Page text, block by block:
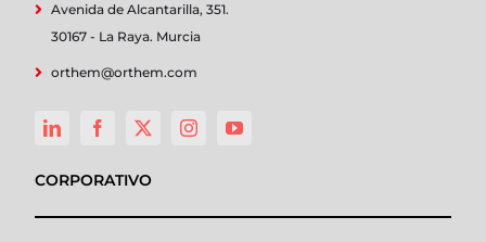
Avenida de Alcantarilla, 351.
30167 - La Raya. Murcia
orthem@orthem.com
CORPORATIVO